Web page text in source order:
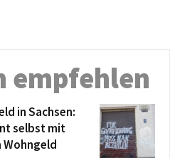
empfehlen
in Sachsen:
selbst mit
Wohngeld